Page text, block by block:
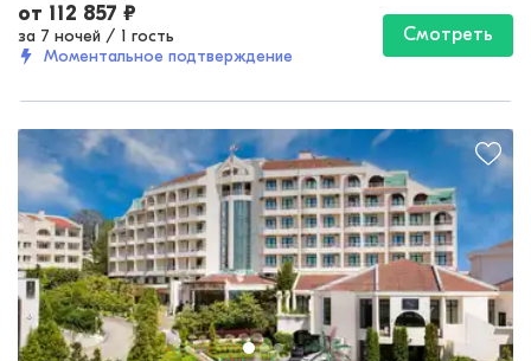
от 112 857 ₽
за 7 ночей / 1 гость
Моментальное подтверждение
Смотреть